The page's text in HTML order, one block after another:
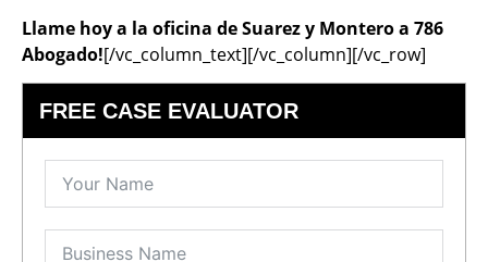
Llame hoy a la oficina de Suarez y Montero a 786
Abogado![/vc_column_text][/vc_column][/vc_row]
FREE CASE EVALUATOR